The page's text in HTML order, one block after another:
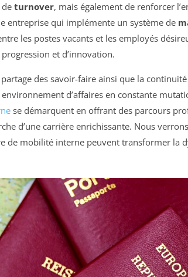
turnover, mais également de renforcer
entreprise qui implémente un système de
les postes vacants et les employés
et d’innovation.
des savoir-faire ainsi que la
d’affaires en constante
se démarquent en offrant des parcours
d’une carrière enrichissante. Nous
de mobilité interne peuvent transformer la